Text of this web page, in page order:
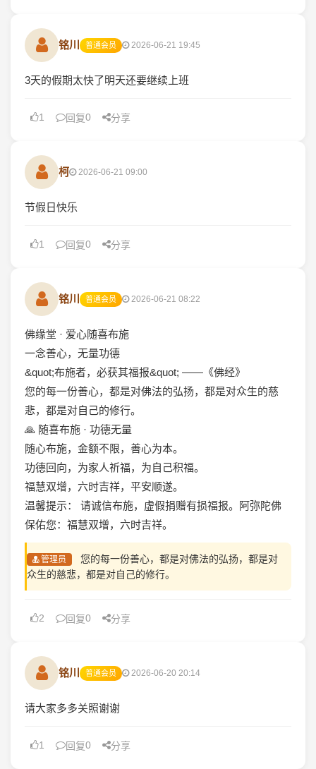
铭川 普通会员 2026-06-21 19:45
3天的假期太快了明天还要继续上班
1 回复0 分享
柯 2026-06-21 09:00
节假日快乐
1 回复0 分享
铭川 普通会员 2026-06-21 08:22
佛缘堂 · 爱心随喜布施
一念善心，无量功德
&quot;布施者，必获其福报&quot; ——《佛经》
您的每一份善心，都是对佛法的弘扬，都是对众生的慈
悲，都是对自己的修行。
🙏 随喜布施 · 功德无量
随心布施，金额不限，善心为本。
功德回向，为家人祈福，为自己积福。
福慧双增，六时吉祥，平安顺遂。
温馨提示： 请诚信布施，虚假捐赠有损福报。阿弥陀佛
保佑您：福慧双增，六时吉祥。
管理员
您的每一份善心，都是对佛法的弘扬，都是对
众生的慈悲，都是对自己的修行。
2 回复0 分享
铭川 普通会员 2026-06-20 20:14
请大家多多关照谢谢
1 回复0 分享